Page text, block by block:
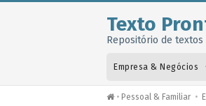
Texto
Repositório de
Empresa & Negócios
• Pessoal & Familiar •